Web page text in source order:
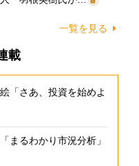
一覧を見る
載
「さあ、投資を始めよ
まるわかり市況分析」